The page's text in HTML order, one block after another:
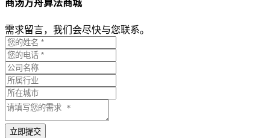
商汤方舟算法商城
需求留言，我们会尽快与您联系。